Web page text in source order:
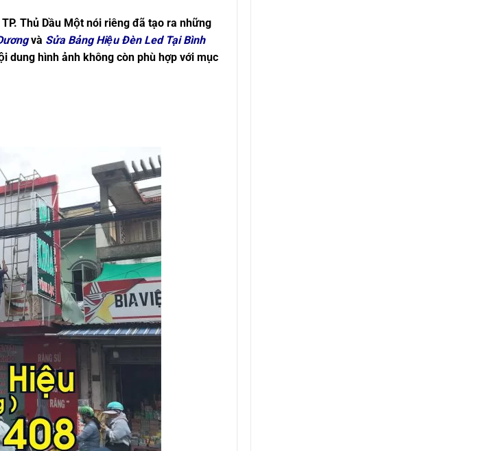
Thủ Dầu Một nói riêng đã tạo ra những
và Sửa Bảng Hiệu Đèn Led Tại Bình
dung hình ảnh không còn phù hợp với mục